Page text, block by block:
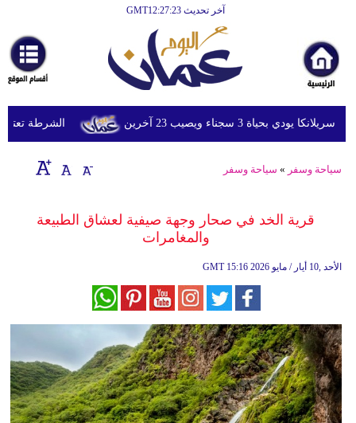
آخر تحديث GMT12:27:23
أخبارعاجلة
رياضة
ثقافة
إقتصاد
وموسيقى
وسفر
ديكور
الشرطة تعتقل بحياة 3 سجناء ويصيب 23 آخرين
سياحة وسفر » سياحة وسفر
قرية الخد في صحار وجهة صيفية لعشاق الطبيعة
والمغامرات
GMT 15:16 2026 الأحد ,10 أيار / مايو